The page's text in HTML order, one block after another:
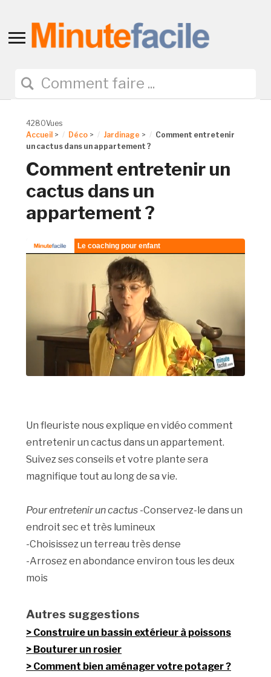
Toggle
navigation
4280Vues
Accueil > Déco > Jardinage >
Comment entretenir
un cactus dans un appartement ?
Comment entretenir un
cactus dans un
appartement ?
Un fleuriste nous explique en vidéo comment
entretenir un cactus dans un appartement.
Suivez ses conseils et votre plante sera
magnifique tout au long de sa vie.
Pour entretenir un cactus -Conservez-le dans un
endroit sec et très lumineux
-Choisissez un terreau très dense
-Arrosez en abondance environ tous les deux
mois
Autres suggestions
Construire un bassin extérieur à poissons
Bouturer un rosier
Comment bien aménager votre potager ?